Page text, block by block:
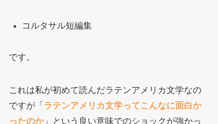
コルタサル短編集
です。
これは私が初めて読んだラテンアメリカ文学なの
ですが「 ラテンアメリカ文学ってこんなに面白か
ったのか」という良い意味でのショックが強かっ